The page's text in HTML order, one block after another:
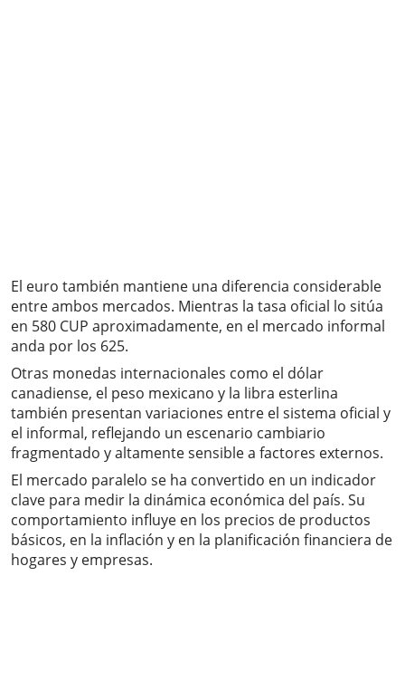
El euro también mantiene una diferencia considerable
entre ambos mercados. Mientras la tasa oficial lo sitúa
en 580 CUP aproximadamente, en el mercado informal
anda por los 625.
Otras monedas internacionales como el dólar
canadiense, el peso mexicano y la libra esterlina
también presentan variaciones entre el sistema oficial y
el informal, reflejando un escenario cambiario
fragmentado y altamente sensible a factores externos.
El mercado paralelo se ha convertido en un indicador
clave para medir la dinámica económica del país. Su
comportamiento influye en los precios de productos
básicos, en la inflación y en la planificación financiera de
hogares y empresas.